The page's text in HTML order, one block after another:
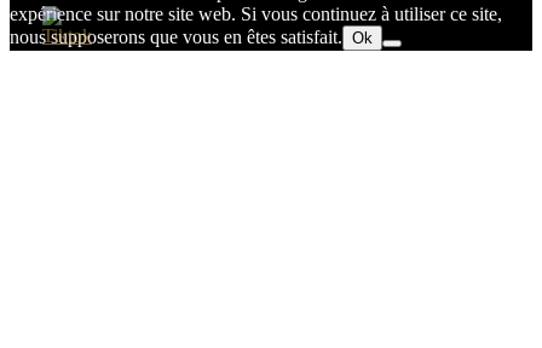
expérience sur notre site web. Si vous continuez à utiliser ce site,
nous supposerons que vous en êtes satisfait. Ok